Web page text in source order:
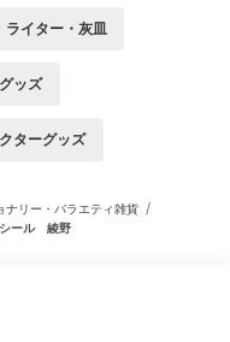
ライター・灰皿
ッズ
ターグッズ
ナリー・バラエティ雑貨 /
ール 綾野